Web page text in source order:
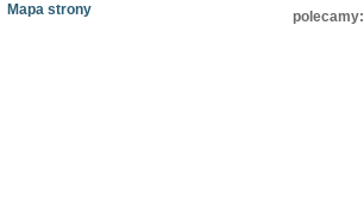
Mapa strony
polecamy: